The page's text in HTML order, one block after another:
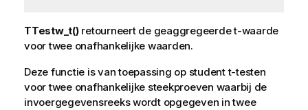
TTestw_t()retourneert de geaggregeerde t-waarde
voor twee onafhankelijke waarden.
Deze functie is van toepassing op student t-testen
voor twee onafhankelijke steekproeven waarbij de
invoergegevensreeks wordt opgegeven in twee